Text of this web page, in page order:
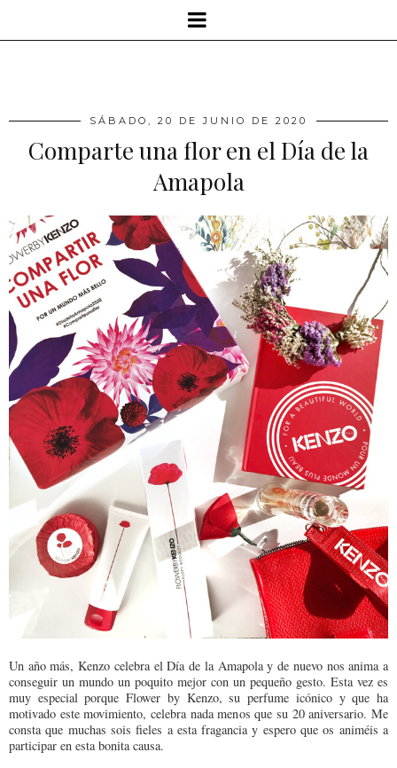
SÁBADO, 20 DE JUNIO DE 2020
Comparte una flor en el Día de la
Amapola
Un año más, Kenzo celebra el Día de la Amapola y de nuevo nos anima a
conseguir un mundo un poquito mejor con un pequeño gesto. Esta vez es
muy especial porque Flower by Kenzo, su perfume icónico y que ha
motivado este movimiento, celebra nada menos que su 20 aniversario. Me
consta que muchas sois fieles a esta fragancia y espero que os animéis a
participar en esta bonita causa.